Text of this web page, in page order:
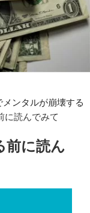
メンタルが崩壊する
に読んでみて
前に読ん